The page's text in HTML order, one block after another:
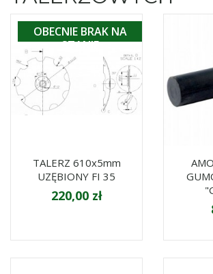
TALERZ 610x5mm
UZĘBIONY FI 35
220,00 zł
OBECNIE BRAK NA
STANIE